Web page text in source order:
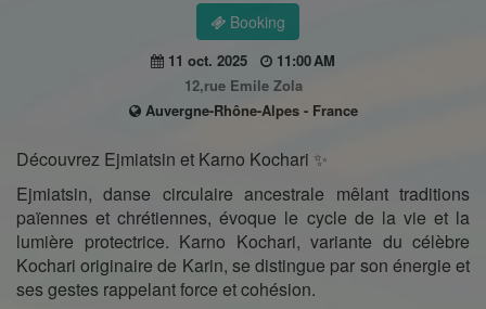
Booking
11 oct. 2025
11:00 AM
12,rue Emile Zola
Auvergne-Rhône-Alpes - France
Découvrez Ejmiatsin et Karno Kochari ✨
Ejmiatsin, danse circulaire ancestrale mêlant traditions
païennes et chrétiennes, évoque le cycle de la vie et la
lumière protectrice. Karno Kochari, variante du célèbre
Kochari originaire de Karin, se distingue par son énergie et
ses gestes rappelant force et cohésion.